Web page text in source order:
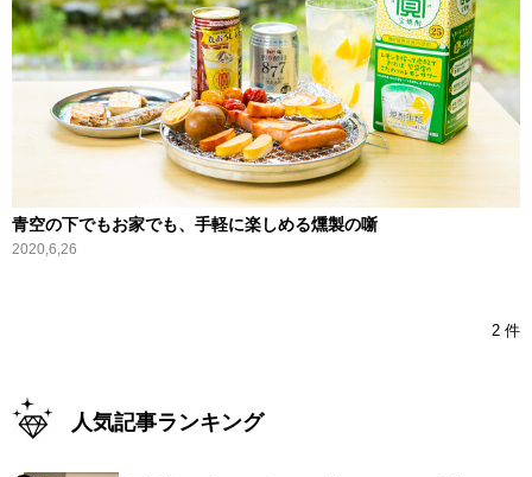
青空の下でもお家でも、手軽に楽しめる燻製の噺
2020,6,26
2 件
人気記事ランキング